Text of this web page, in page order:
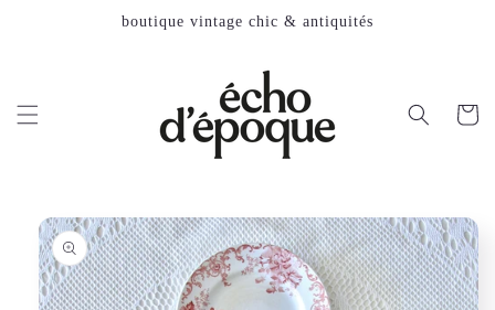
boutique vintage chic & antiquités
Panier
Passer aux
informations
produits